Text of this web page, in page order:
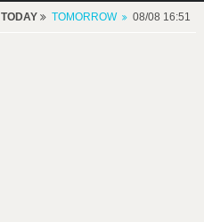
TODAY TOMORROW 08/08 16:51